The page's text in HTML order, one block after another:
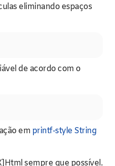
eliminando espaços
de acordo com o
em printf-style String
sempre que possível.